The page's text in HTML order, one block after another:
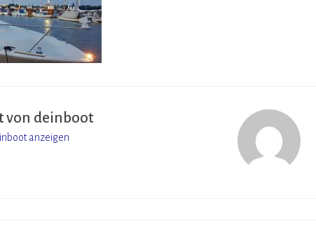
von deinboot
anzeigen